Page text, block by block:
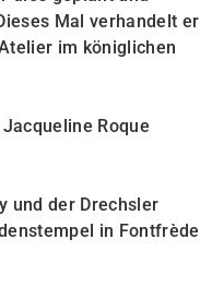
Mal verhandelt er
im königlichen
Roque
und der Drechsler
in Fontfrède